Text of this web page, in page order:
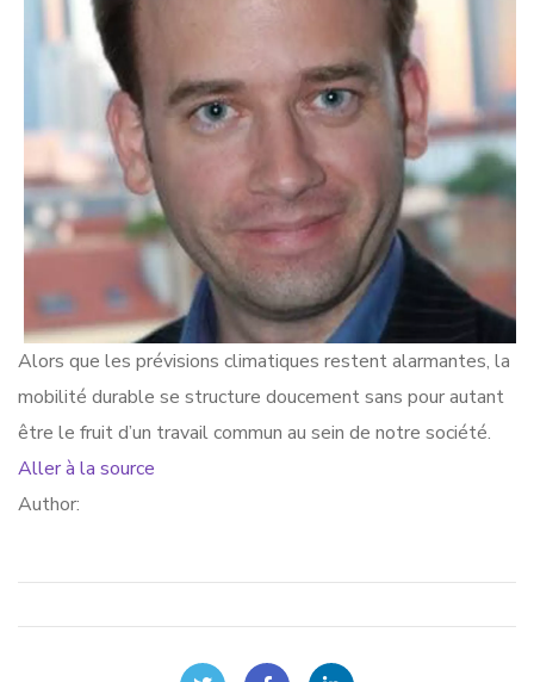
Alors que les prévisions climatiques restent alarmantes, la
mobilité durable se structure doucement sans pour autant
être le fruit d’un travail commun au sein de notre société.
Aller à la source
Author: